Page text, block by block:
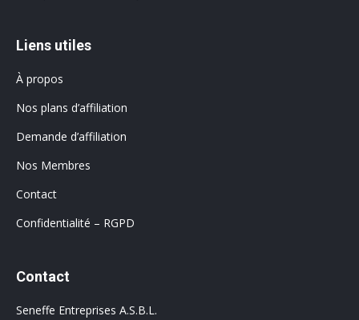
Liens utiles
À propos
Nos plans d’affiliation
Demande d’affiliation
Nos Membres
Contact
Confidentialité – RGPD
Contact
Seneffe Entreprises A.S.B.L.